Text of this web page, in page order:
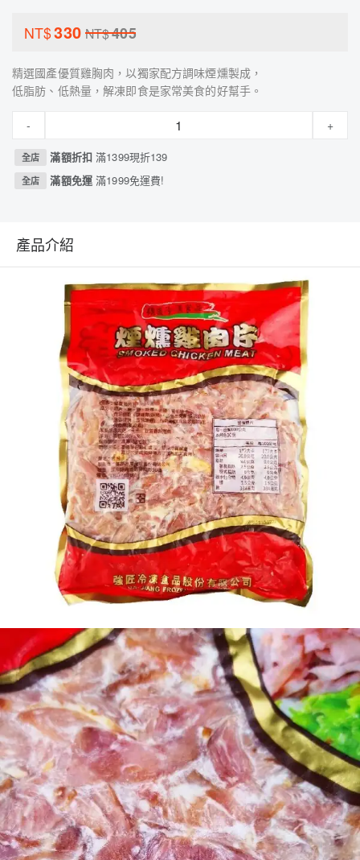
NT$330 NT$405
精選國產優質雞胸肉，以獨家配方調味煙燻製成，
低脂肪、低熱量，解凍即食是家常美食的好幫手。
- +
全店 滿額折扣滿1399現折139
全店 滿額免運滿1999免運費!
產品介紹